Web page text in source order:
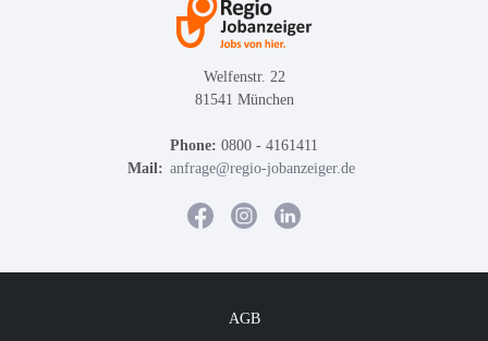
Welfenstr. 22
81541 München
Phone: 0800 - 4161411
Mail: anfrage@regio-jobanzeiger.de
AGB